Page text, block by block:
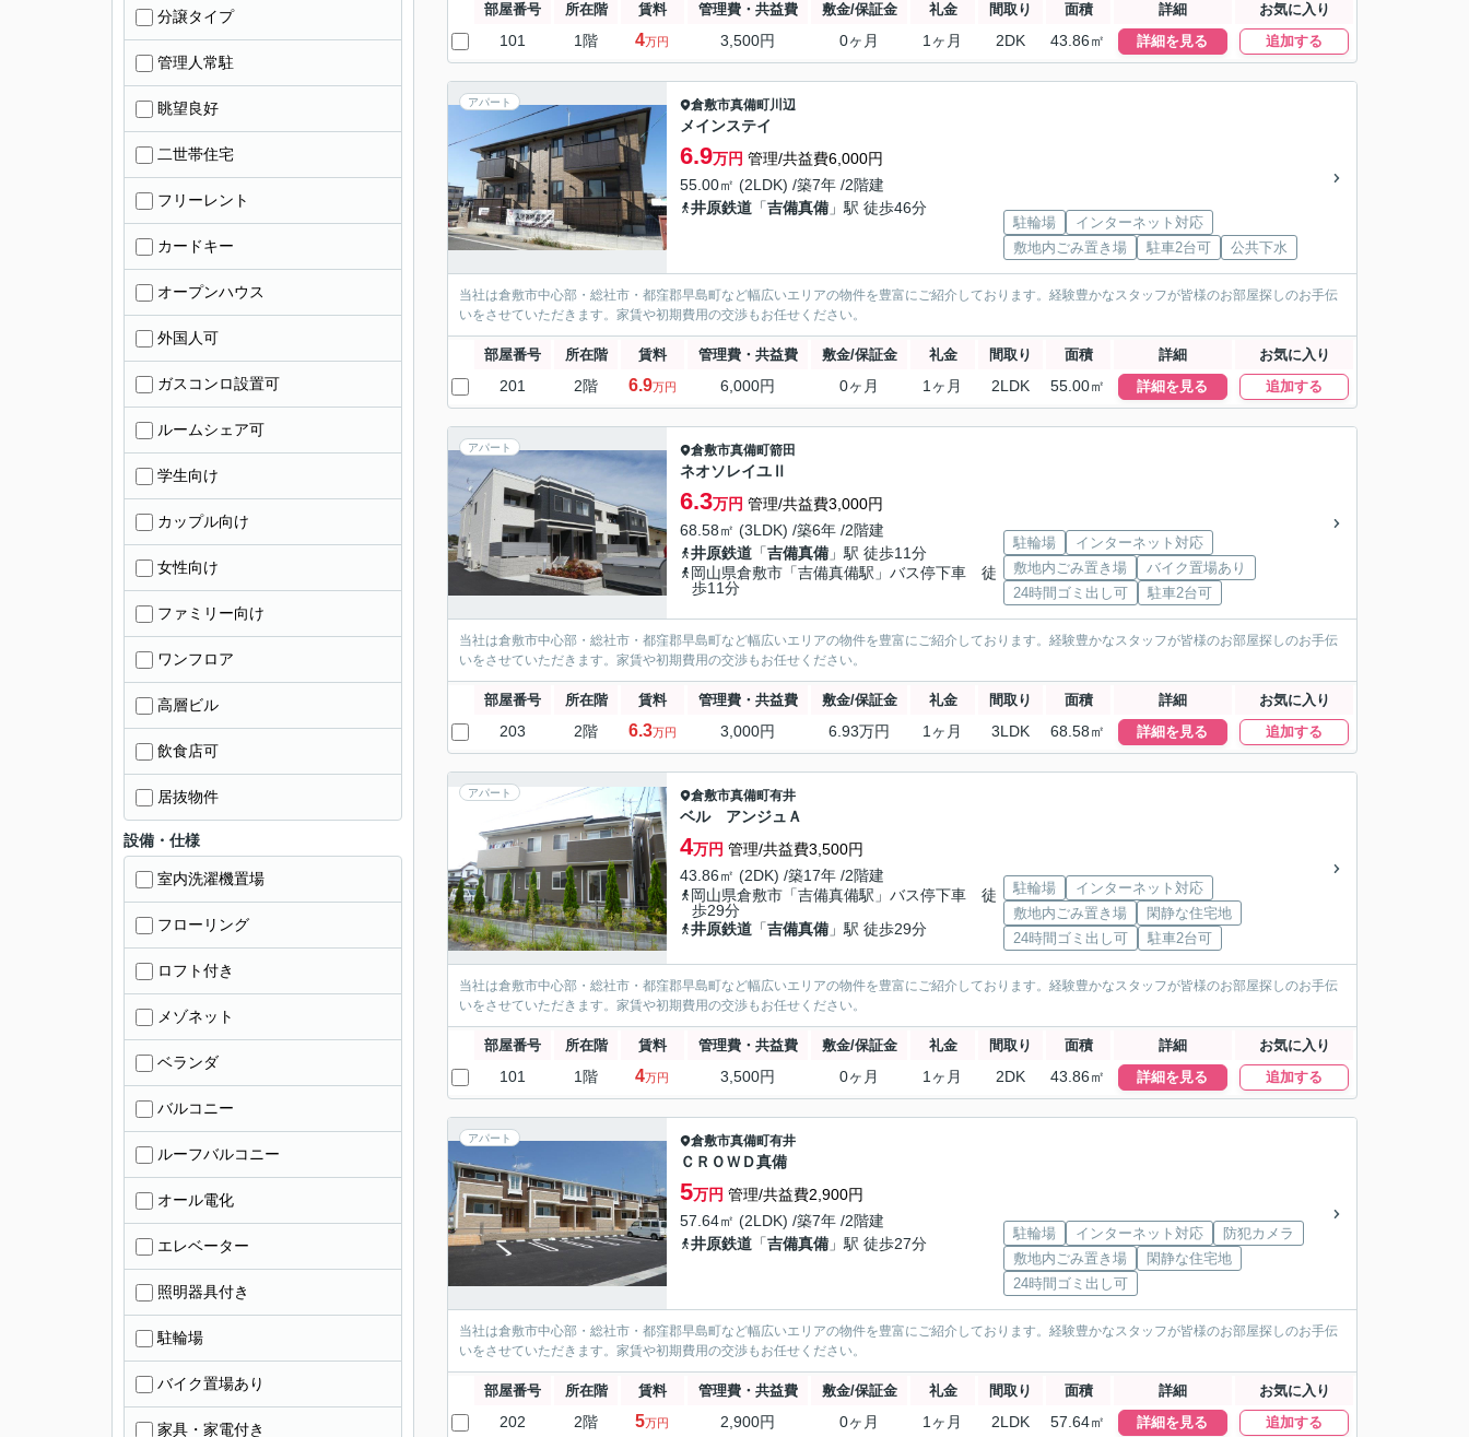
部屋番号 所在階 賃料 管理費・共益費 敷金/保証金 礼金 間取り 面積 詳細 お気に入り
101 1階 4万円 3,500円 0ヶ月 1ヶ月 2DK 43.86㎡ 詳細を見る 追加する
アパート 倉敷市真備町川辺
メインステイ
6.9万円 管理/共益費6,000円
55.00㎡ (2LDK) /築7年 /2階建
井原鉄道 「吉備真備 」駅 徒歩46分
駐輪場
インターネット対応
敷地内ごみ置き場
駐車2台可 公共下水
当社は倉敷市中心部・総社市・都窪郡早島町など幅広いエリアの物件を豊富にご紹介しております。経験豊かなスタッフが皆様のお部屋探しのお手伝
いをさせていただきます。家賃や初期費用の交渉もお任せください。
部屋番号 所在階 賃料 管理費・共益費 敷金/保証金 礼金 間取り 面積 詳細 お気に入り
201 2階 6.9万円 6,000円 0ヶ月 1ヶ月 2LDK 55.00㎡ 詳細を見る 追加する
アパート 倉敷市真備町箭田
ネオソレイユⅡ
6.3万円 管理/共益費3,000円
68.58㎡ (3LDK) /築6年 /2階建
井原鉄道 「吉備真備 」駅 徒歩11分
岡山県倉敷市「吉備真備駅」バス停下車 徒
歩11分
駐輪場
インターネット対応
敷地内ごみ置き場
バイク置場あり
24時間ゴミ出し可
駐車2台可
当社は倉敷市中心部・総社市・都窪郡早島町など幅広いエリアの物件を豊富にご紹介しております。経験豊かなスタッフが皆様のお部屋探しのお手伝
いをさせていただきます。家賃や初期費用の交渉もお任せください。
部屋番号 所在階 賃料 管理費・共益費 敷金/保証金 礼金 間取り 面積 詳細 お気に入り
203 2階 6.3万円 3,000円 6.93万円 1ヶ月 3LDK 68.58㎡ 詳細を見る 追加する
アパート 倉敷市真備町有井
ベル アンジュＡ
4万円 管理/共益費3,500円
43.86㎡ (2DK) /築17年 /2階建
岡山県倉敷市「吉備真備駅」バス停下車 徒
歩29分
井原鉄道 「吉備真備 」駅 徒歩29分
駐輪場
インターネット対応
敷地内ごみ置き場
閑静な住宅地
24時間ゴミ出し可
駐車2台可
当社は倉敷市中心部・総社市・都窪郡早島町など幅広いエリアの物件を豊富にご紹介しております。経験豊かなスタッフが皆様のお部屋探しのお手伝
いをさせていただきます。家賃や初期費用の交渉もお任せください。
部屋番号 所在階 賃料 管理費・共益費 敷金/保証金 礼金 間取り 面積 詳細 お気に入り
101 1階 4万円 3,500円 0ヶ月 1ヶ月 2DK 43.86㎡ 詳細を見る 追加する
アパート 倉敷市真備町有井
ＣＲＯＷＤ真備
5万円 管理/共益費2,900円
57.64㎡ (2LDK) /築7年 /2階建
井原鉄道 「吉備真備 」駅 徒歩27分
駐輪場 インターネット対応
防犯カメラ
敷地内ごみ置き場
閑静な住宅地
24時間ゴミ出し可
当社は倉敷市中心部・総社市・都窪郡早島町など幅広いエリアの物件を豊富にご紹介しております。経験豊かなスタッフが皆様のお部屋探しのお手伝
いをさせていただきます。家賃や初期費用の交渉もお任せください。
部屋番号 所在階 賃料 管理費・共益費 敷金/保証金 礼金 間取り 面積 詳細 お気に入り
202 2階 5万円 2,900円 0ヶ月 1ヶ月 2LDK 57.64㎡ 詳細を見る 追加する
分譲タイプ
管理人常駐
眺望良好
二世帯住宅
フリーレント
カードキー
オープンハウス
外国人可
ガスコンロ設置可
ルームシェア可
学生向け
カップル向け
女性向け
ファミリー向け
ワンフロア
高層ビル
飲食店可
居抜物件
設備・仕様
室内洗濯機置場
フローリング
ロフト付き
メゾネット
ベランダ
バルコニー
ルーフバルコニー
オール電化
エレベーター
照明器具付き
駐輪場
バイク置場あり
家具・家電付き